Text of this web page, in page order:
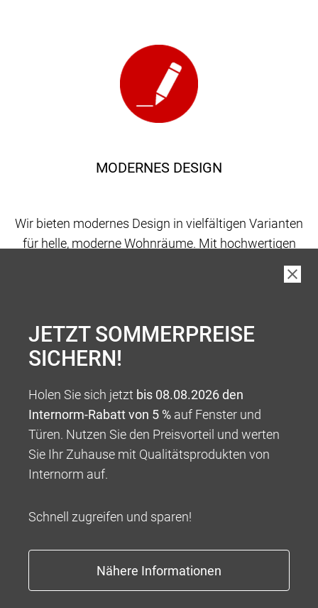
MODERNES DESIGN
Wir bieten modernes Design in vielfältigen Varianten
für helle, moderne Wohnräume. Mit hochwertigen
Materialien schaffen wir Lösungen, die Eleganz und
INNOVATIONS- UND
Unermüdlicher Erfindergeist und Innovationskraft
machen uns zum Vorreiter der Branche, sodass wir
Ihnen Produkte und Lösungen am Puls der Zeit
JETZT SOMMERPREISE
SICHERN!
Holen Sie sich jetzt bis 08.08.2026 den
Internorm-Rabatt von 5 % auf Fenster und
Türen. Nutzen Sie den Preisvorteil und werten
Sie Ihr Zuhause mit Qualitätsprodukten von
Internorm auf.
Schnell zugreifen und sparen!